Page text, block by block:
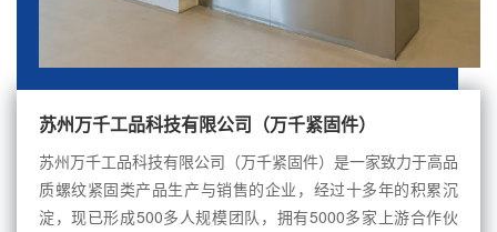
苏州万千工品科技有限公司（万千紧固件）
苏州万千工品科技有限公司（万千紧固件）是一家致力于高品
质螺纹紧固类产品生产与销售的企业，经过十多年的积累沉
淀，现已形成500多人规模团队，拥有5000多家上游合作伙